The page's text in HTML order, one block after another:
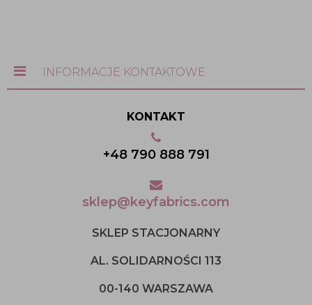
INFORMACJE KONTAKTOWE
KONTAKT
+48 790 888 791
sklep@keyfabrics.com
SKLEP STACJONARNY
AL. SOLIDARNOŚCI 113
00-140 WARSZAWA